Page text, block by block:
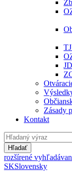
Zásady
Kontakt
Hľadať
rozšírené
SKSlovensky